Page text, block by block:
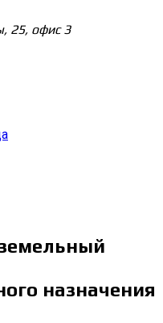
25, офис 3
назначения